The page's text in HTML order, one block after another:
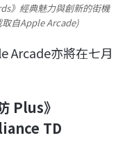
》經典魅力與創新的街機
自Apple Arcade)
Arcade亦將在七月
Plus》
TD